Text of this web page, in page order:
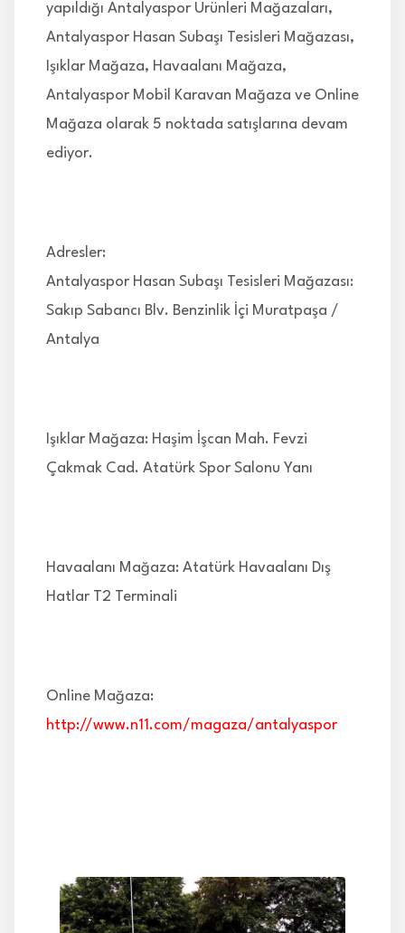
yapıldığı Antalyaspor Ürünleri Mağazaları,
Antalyaspor Hasan Subaşı Tesisleri Mağazası,
Işıklar Mağaza, Havaalanı Mağaza,
Antalyaspor Mobil Karavan Mağaza ve Online
Mağaza olarak 5 noktada satışlarına devam
ediyor.
Adresler:
Antalyaspor Hasan Subaşı Tesisleri Mağazası:
Sakıp Sabancı Blv. Benzinlik İçi Muratpaşa /
Antalya
Işıklar Mağaza: Haşim İşcan Mah. Fevzi
Çakmak Cad. Atatürk Spor Salonu Yanı
Havaalanı Mağaza: Atatürk Havaalanı Dış
Hatlar T2 Terminali
Online Mağaza:
http://www.n11.com/magaza/antalyaspor